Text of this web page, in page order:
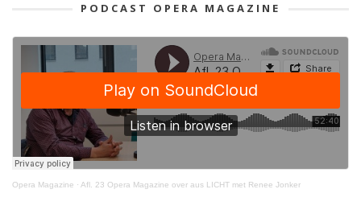
PODCAST OPERA MAGAZINE
Opera Magazine · Afl. 23 Opera Magazine over aus LICHT met Renee Jonker